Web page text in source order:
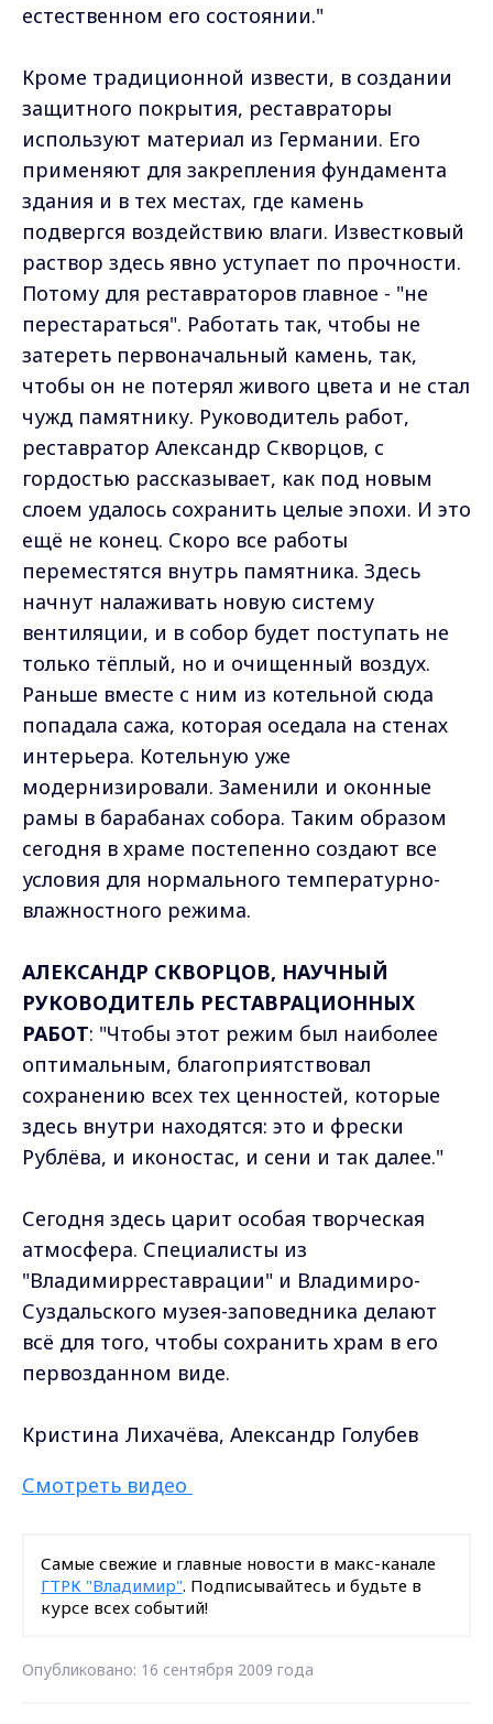
естественном его состоянии."
Кроме традиционной извести, в создании
защитного покрытия, реставраторы
используют материал из Германии. Его
применяют для закрепления фундамента
здания и в тех местах, где камень
подвергся воздействию влаги. Известковый
раствор здесь явно уступает по прочности.
Потому для реставраторов главное - "не
перестараться". Работать так, чтобы не
затереть первоначальный камень, так,
чтобы он не потерял живого цвета и не стал
чужд памятнику. Руководитель работ,
реставратор Александр Скворцов, с
гордостью рассказывает, как под новым
слоем удалось сохранить целые эпохи. И это
ещё не конец. Скоро все работы
переместятся внутрь памятника. Здесь
начнут налаживать новую систему
вентиляции, и в собор будет поступать не
только тёплый, но и очищенный воздух.
Раньше вместе с ним из котельной сюда
попадала сажа, которая оседала на стенах
интерьера. Котельную уже
модернизировали. Заменили и оконные
рамы в барабанах собора. Таким образом
сегодня в храме постепенно создают все
условия для нормального температурно-
влажностного режима.
АЛЕКСАНДР СКВОРЦОВ, НАУЧНЫЙ
РУКОВОДИТЕЛЬ РЕСТАВРАЦИОННЫХ
РАБОТ: "Чтобы этот режим был наиболее
оптимальным, благоприятствовал
сохранению всех тех ценностей, которые
здесь внутри находятся: это и фрески
Рублёва, и иконостас, и сени и так далее."
Сегодня здесь царит особая творческая
атмосфера. Специалисты из
"Владимирреставрации" и Владимиро-
Суздальского музея-заповедника делают
всё для того, чтобы сохранить храм в его
первозданном виде.
Кристина Лихачёва, Александр Голубев
Смотреть видео
Самые свежие и главные новости в макс-канале
ГТРК "Владимир". Подписывайтесь и будьте в
курсе всех событий!
Опубликовано: 16 сентября 2009 года